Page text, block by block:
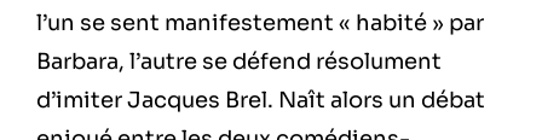
l’un se sent manifestement « habité » par
Barbara, l’autre se défend résolument
d’imiter Jacques Brel. Naît alors un débat